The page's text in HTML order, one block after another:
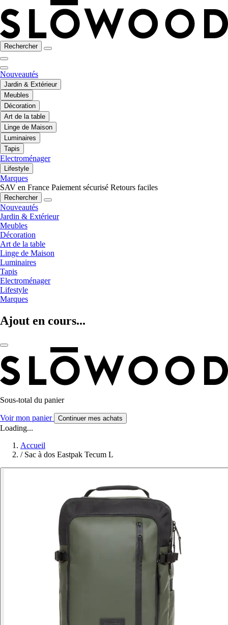
Rechercher
Nouveautés
Jardin & Extérieur
Meubles
Décoration
Art de la table
Linge de Maison
Luminaires
Tapis
Electroménager
Lifestyle
Marques
SAV en France Paiement sécurisé Retours faciles
Rechercher
Nouveautés
Jardin & Extérieur
Meubles
Décoration
Art de la table
Linge de Maison
Luminaires
Tapis
Electroménager
Lifestyle
Marques
Ajout en cours...
Sous-total du panier
Voir mon panier Continuer mes achats
Loading...
Accueil
/ Sac à dos Eastpak Tecum L